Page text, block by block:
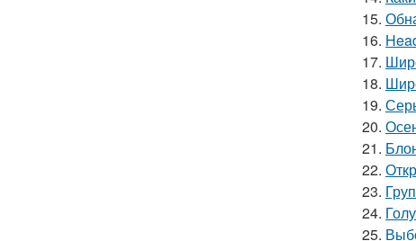
15.
16.
17.
18.
19.
20.
21.
22.
23.
24.
25.